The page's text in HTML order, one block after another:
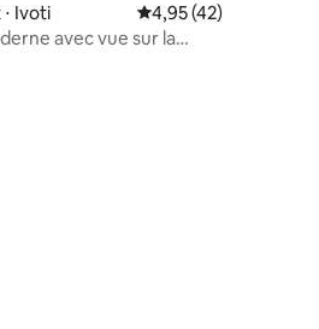
base de 6 commentaires : 5 sur 5
Ivoti Évaluation moyenne
4,95 (42)
avec vue sur la